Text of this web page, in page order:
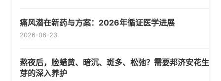
痛风潜在新药与方案：2026年循证医学进展
2026-06-23
熬夜后，脸蜡黄、暗沉、斑多、松弛？需要邦济安花生
芽的深入养护